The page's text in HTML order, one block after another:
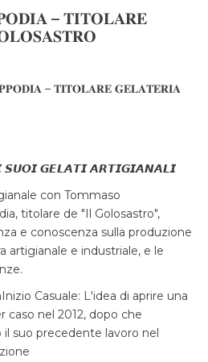
– 𝐓𝐈𝐓𝐎𝐋𝐀𝐑𝐄
– 𝐓𝐈𝐓𝐎𝐋𝐀𝐑𝐄 𝐆𝐄𝐋𝐀𝐓𝐄𝐑𝐈𝐀
𝙎𝙐𝙊𝙄 𝙂𝙀𝙇𝘼𝙏𝙄 𝘼𝙍𝙏𝙄𝙂𝙄𝘼𝙉𝘼𝙇𝙄
con Tommaso
titolare de "Il Golosastro",
e conoscenza sulla produzione
artigianale e industriale, e le
Casuale: L'idea di aprire una
caso nel 2012, dopo che
il suo precedente lavoro nel